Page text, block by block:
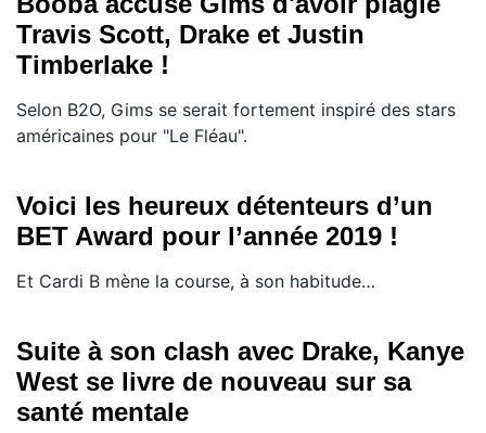
Travis Scott, Drake et Justin
Timberlake !
Selon B2O, Gims se serait fortement inspiré des stars
américaines pour "Le Fléau".
Voici les heureux détenteurs d’un
BET Award pour l’année 2019 !
Et Cardi B mène la course, à son habitude…
Suite à son clash avec Drake, Kanye
West se livre de nouveau sur sa
santé mentale